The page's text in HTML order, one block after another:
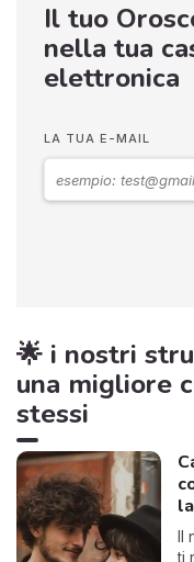
Il tuo
nella tua
elettronica
LA TUA E-MAIL
🌟 i nostri
una migliore
stessi
Il
ti